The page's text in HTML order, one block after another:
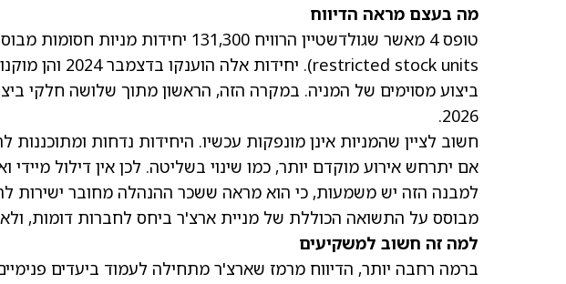
מה בעצם מראה הדיווח
2026.
אם יתרחש אירוע מוקדם יותר, כמו שינוי בשליטה. לכן אין דילול מיידי
למבנה הזה יש משמעות, כי הוא מראה ששכר ההנהלה מחובר ישירות
מבוסס על התשואה הכוללת של מניית ארצ'ר ביחס לחברות דומות, ולא
למה זה חשוב למשקיעים
ברמה רחבה יותר, הדיווח מרמז שארצ'ר מתחילה לעמוד ביעדים